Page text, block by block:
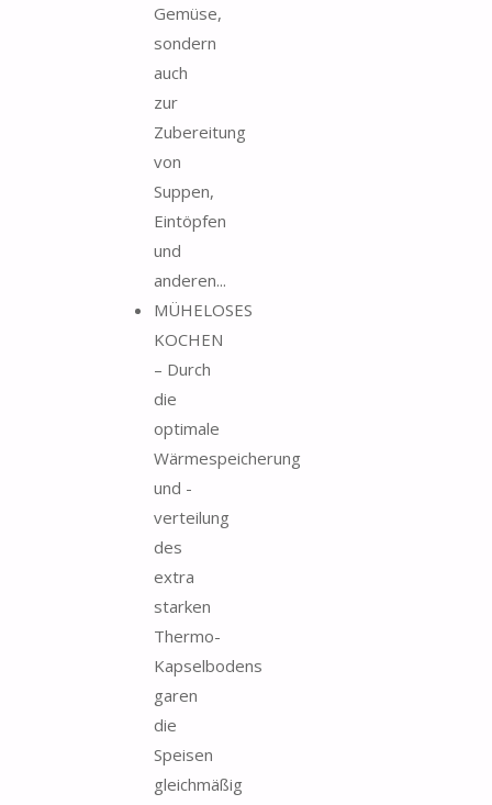
Gemüse,
sondern
auch
zur
Zubereitung
von
Suppen,
Eintöpfen
und
anderen...
MÜHELOSES
KOCHEN
– Durch
die
optimale
Wärmespeicherung
und -
verteilung
des
extra
starken
Thermo-
Kapselbodens
garen
die
Speisen
gleichmäßig